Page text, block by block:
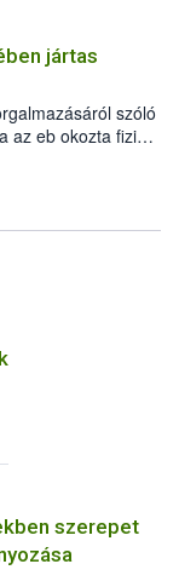
jártas
szóló
az eb okozta fizikai
felmerülő
tartását és annak
jártas szakértőt.
szerepet